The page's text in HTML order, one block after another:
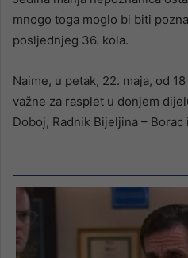
mnogo toga moglo bi biti
posljednjeg 36. kola.
Naime, u petak, 22. maja, od
važne za rasplet u donjem
Doboj, Radnik Bijeljina –